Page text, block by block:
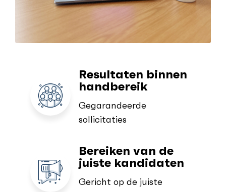
Resultaten binnen
handbereik
Gegarandeerde
sollicitaties
Bereiken van de
juiste kandidaten
Gericht op de juiste